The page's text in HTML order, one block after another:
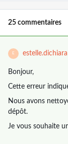
25 commentaires
E estelle.dichiara
Bonjour,
Cette erreur
Nous avons
dépôt.
Je vous souhaite